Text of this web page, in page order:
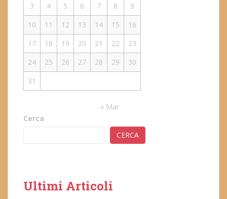
3 4 5 6 7 8
9
10
11 12 13 14 15
16
17
18 19 20 21 22
23
24
25 26 27 28 29
30
31
« Mar
Cerca
CERCA
Ultimi Articoli